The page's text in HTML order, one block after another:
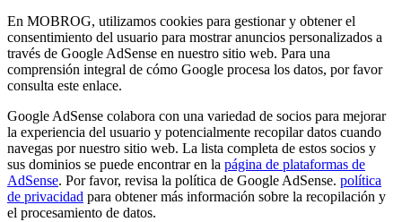
En MOBROG, utilizamos cookies para gestionar y obtener el
consentimiento del usuario para mostrar anuncios personalizados a
través de Google AdSense en nuestro sitio web. Para una
comprensión integral de cómo Google procesa los datos, por favor
consulta este enlace.
Google AdSense colabora con una variedad de socios para mejorar
la experiencia del usuario y potencialmente recopilar datos cuando
navegas por nuestro sitio web. La lista completa de estos socios y
sus dominios se puede encontrar en la página de plataformas de
AdSense. Por favor, revisa la política de Google AdSense. política
de privacidad para obtener más información sobre la recopilación y
el procesamiento de datos.